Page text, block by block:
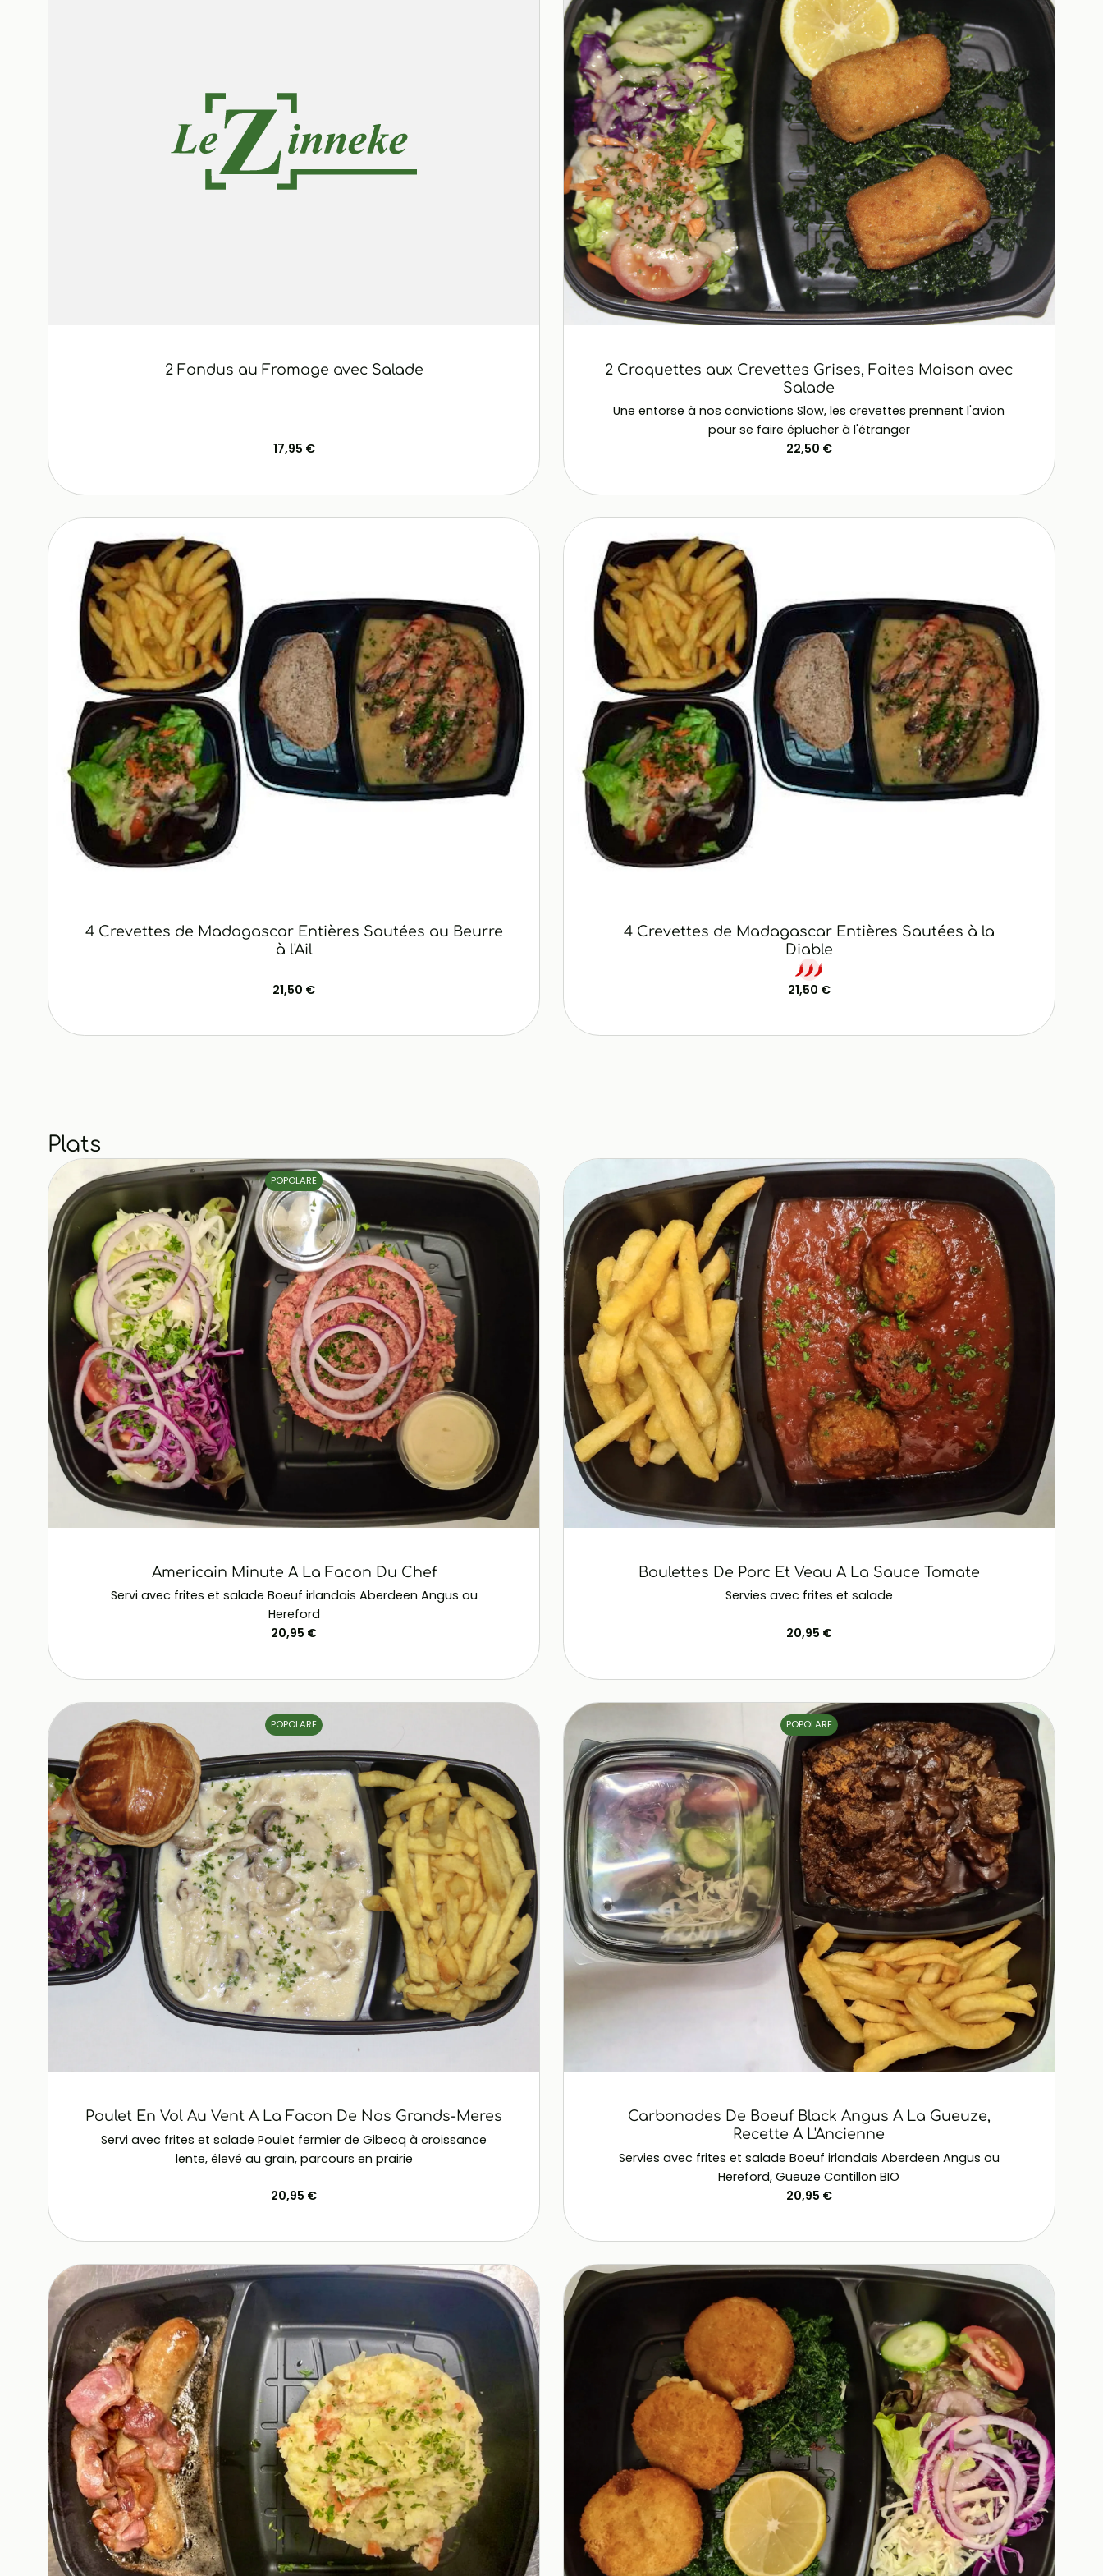
2 Fondus au Fromage avec Salade
17,95 €
2 Croquettes aux Crevettes Grises, Faites Maison avec
Salade
Une entorse à nos convictions Slow, les crevettes prennent l'avion
pour se faire éplucher à l'étranger
22,50 €
4 Crevettes de Madagascar Entières Sautées au Beurre
à l'Ail
21,50 €
4 Crevettes de Madagascar Entières Sautées à la
Diable
21,50 €
Plats
POPOLARE
Americain Minute A La Facon Du Chef
Servi avec frites et salade Boeuf irlandais Aberdeen Angus ou
Hereford
20,95 €
Boulettes De Porc Et Veau A La Sauce Tomate
Servies avec frites et salade
20,95 €
POPOLARE
Poulet En Vol Au Vent A La Facon De Nos Grands-Meres
Servi avec frites et salade Poulet fermier de Gibecq à croissance
lente, élevé au grain, parcours en prairie
20,95 €
POPOLARE
Carbonades De Boeuf Black Angus A La Gueuze,
Recette A L'Ancienne
Servies avec frites et salade Boeuf irlandais Aberdeen Angus ou
Hereford, Gueuze Cantillon BIO
20,95 €